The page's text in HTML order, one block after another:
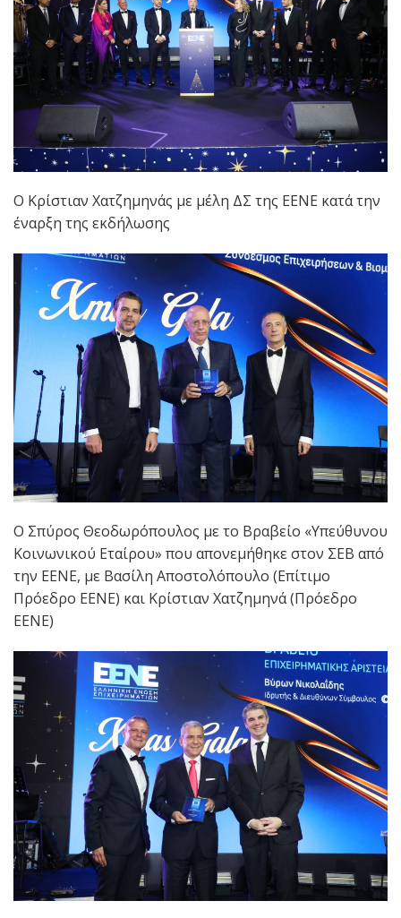
Ο Κρίστιαν Χατζημηνάς με μέλη ΔΣ της ΕΕΝΕ κατά την
έναρξη της εκδήλωσης
Ο Σπύρος Θεοδωρόπουλος με το Βραβείο «Υπεύθυνου
Κοινωνικού Εταίρου» που απονεμήθηκε στον ΣΕΒ από
την ΕΕΝΕ, με Βασίλη Αποστολόπουλο (Επίτιμο
Πρόεδρο ΕΕΝΕ) και Κρίστιαν Χατζημηνά (Πρόεδρο
ΕΕΝΕ)